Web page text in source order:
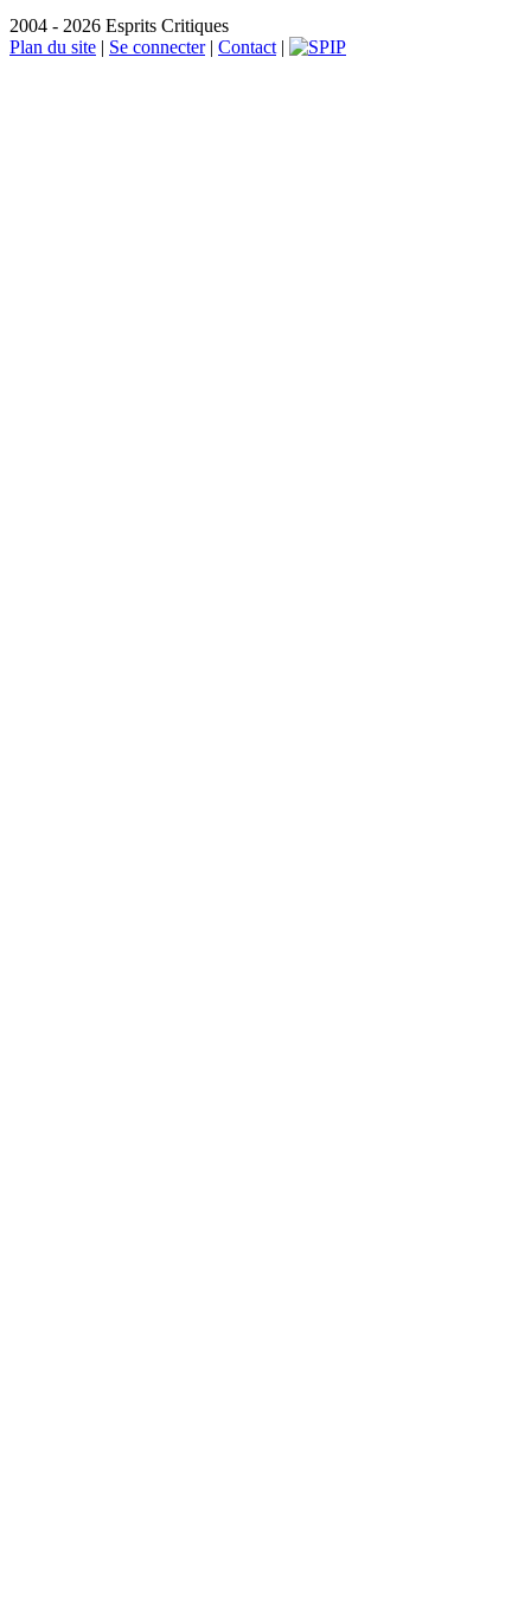
2004 - 2026 Esprits Critiques
Plan du site | Se connecter| Contact |